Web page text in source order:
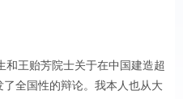
王贻芳院士关于在中国建造超
了全国性的辩论。我本人也从大